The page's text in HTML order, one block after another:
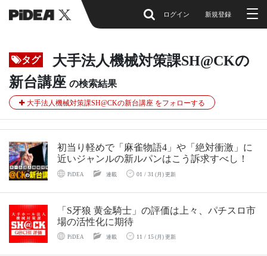
ログイン 新規登録
タグ
大手法人機械対策課SH@CKの
新台講座 の検索結果
大手法人機械対策課SH@CKの新台講座 をフォローする
初当り軽めで「麻雀物語4」や「絶対衝激」に
近いジャンルの新ルパンはこう訴求すべし！
PiDEA 連載 01 / 31 (月) 更新
「S牙狼 黄金騎士」の評価は上々、パチスロ市
場の活性化に期待
PiDEA 連載 11 / 15(月) 更新